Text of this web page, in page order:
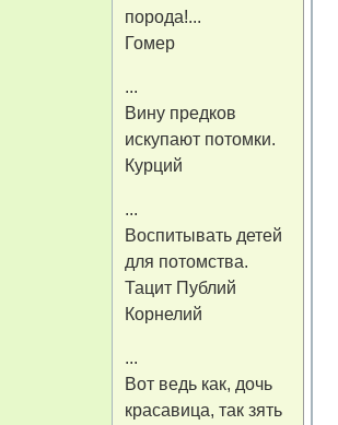
порода!...
Гомер
...
Вину предков
искупают потомки.
Курций
...
Воспитывать детей
для потомства.
Тацит Публий
Корнелий
...
Вот ведь как, дочь
красавица, так зять